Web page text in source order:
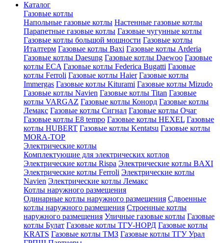
Каталог
Газовые котлы
Напольные газовые котлы Настенные газовые котлы
Парапетные газовые котлы Газовые чугунные котлы
Газовые котлы большой мощности Газовые котлы
Италтерм Газовые котлы Baxi Газовые котлы Arderia
Газовые котлы Daesung Газовые котлы Daewoo Газовые
котлы ECA Газовые котлы Federica Bugatti Газовые
котлы Ferroli Газовые котлы Haier Газовые котлы
Immergas Газовые котлы Kiturami Газовые котлы Mizudo
Газовые котлы Navien Газовые котлы Titan Газовые
котлы VARGAZ Газовые котлы Конорд Газовые котлы
Лемакс Газовые котлы Сигнал Газовые котлы Очаг
Газовые котлы E8 tempo Газовые котлы HEXEL Газовые
котлы HUBERT Газовые котлы Kentatsu Газовые котлы
MORA-TOP
Электрические котлы
Комплектующие для электрических котлов
Электрические котлы Rispa Электрические котлы BAXI
Электрические котлы Ferroli Электрические котлы
Navien Электрические котлы Лемакс
Котлы наружного размещения
Одинарные котлы наружного размещения Сдвоенные
котлы наружного размещения Строенные котлы
наружного размещения Уличные газовые котлы Газовые
котлы Булат Газовые котлы ТГУ-НОРД Газовые котлы
KRATS Газовые котлы ТМЗ Газовые котлы ТГУ Урал